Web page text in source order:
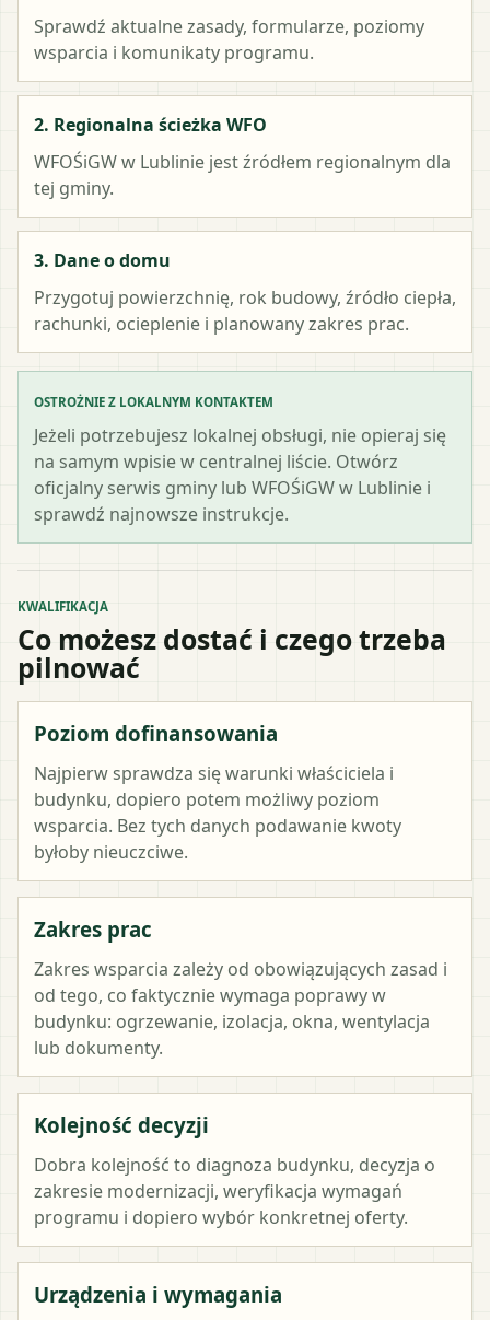
Sprawdź aktualne zasady, formularze, poziomy
wsparcia i komunikaty programu.
2. Regionalna ścieżka WFO
WFOŚiGW w Lublinie jest źródłem regionalnym dla
tej gminy.
3. Dane o domu
Przygotuj powierzchnię, rok budowy, źródło ciepła,
rachunki, ocieplenie i planowany zakres prac.
OSTROŻNIE Z LOKALNYM KONTAKTEM
Jeżeli potrzebujesz lokalnej obsługi, nie opieraj się
na samym wpisie w centralnej liście. Otwórz
oficjalny serwis gminy lub WFOŚiGW w Lublinie i
sprawdź najnowsze instrukcje.
KWALIFIKACJA
Co możesz dostać i czego trzeba
pilnować
Poziom dofinansowania
Najpierw sprawdza się warunki właściciela i
budynku, dopiero potem możliwy poziom
wsparcia. Bez tych danych podawanie kwoty
byłoby nieuczciwe.
Zakres prac
Zakres wsparcia zależy od obowiązujących zasad i
od tego, co faktycznie wymaga poprawy w
budynku: ogrzewanie, izolacja, okna, wentylacja
lub dokumenty.
Kolejność decyzji
Dobra kolejność to diagnoza budynku, decyzja o
zakresie modernizacji, weryfikacja wymagań
programu i dopiero wybór konkretnej oferty.
Urządzenia i wymagania